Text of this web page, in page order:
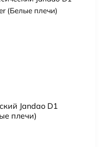
Jandao D1
плечи)